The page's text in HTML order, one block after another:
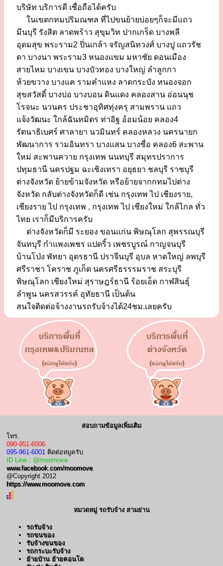
บริษัท บริการดี เชื่อถือได้ครับ
ในเขตกทมปริมณฑล ที่ไปขนย้ายบ่อยๆก็จะมีแถว
มีนบุรี รังสิต ลาดพร้าว สุขุมวิท ปากเกร็ด บางพลี
อุดมสุข พระราม2 ปิ่นเกล้า จรัญสนิทวงศ์ บางปู แถวรัช
ดา บางนา พระราม3 หนองแขม มหาชัย ดอนเมือง
สายไหม บางเขน บางบัวทอง บางใหญ่ ลำลูกกา
ห้วยขวาง บางแค รามคำแหง ลาดกระบัง หนองจอก
สุขสวัสดิ์ บางบ่อ บางบอน ดินแดง คลองสาน อ่อนนุช
โรจนะ นวนคร ประชาอุทิศทุ่งครุ สามพราน แถว
แจ้งวัฒนะ ใกล้ฉันทมิตร ท่าอิฐ อ้อมน้อย คลอง4
รัตนาธิเบศร์ ศาลายา นวมินทร์ คลองหลวง นครนายก
พัฒนาการ รามอินทรา บางแสน บางซื่อ คลอง6 สะพาน
ใหม่ สะพานควาย กรุงเทพ นนทบุรี สมุทรปราการ
ปทุมธานี นครปฐม ฉะเชิงเทรา อยุธยา ชลบุรี ราชบุรี
ต่างจังหวัด ย้ายข้ามจังหวัด หรือย้ายจากกทมไปต่าง
จังหวัด กลับต่างจังหวัดก็ดี เช่น กรุงเทพ ไป เชียงราย,
เชียงราย ไป กรุงเทพ , กรุงเทพ ไป เชียงใหม่ ใกล้ไกล ทั่ว
ไทย เราก็มีบริการครับ
ต่างจังหวัดก็มี ระยอง ขอนแก่น พิษณุโลก สุพรรณบุรี
จันทบุรี กำแพงเพชร แปดริ้ว เพชรบูรณ์ กาญจนบุรี
บ้านโป่ง พัทยา อุดรธานี ปราจีนบุรี อุบล หาดใหญ่ ลพบุรี
ศรีราชา โคราช ภูเก็ต นครศรีธรรรมราช สระบุรี
พิษณุโลก เชียงใหม่ สุราษฎร์ธานี ร้อยเอ็ด กาฬสินธุ์
ลำพูน นครสวรรค์ อุทัยธานี เป็นต้น
สนใจติดต่อจ้างงานรถรับจ้างได้24ชม.เลยครับ
สอบถามข้อมูลเพิ่มเติม
โทร.
090-951-6006
095-961-6001 ติดต่อหมูครับ
ID Line : @moomove
www.facebook.com/moomove
@Copyright 2012
https://www.moomove.com
หมวดหมู่ รถรับจ้าง สามย่าน
รถรับจ้าง
รถขนของ
รับจ้างขนของ
รถกระบะรับจ้าง
ย้ายบ้าน ย้ายคอนโด